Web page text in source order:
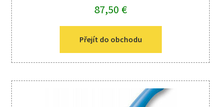
87,50 €
Přejít do obchodu